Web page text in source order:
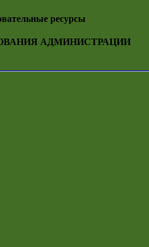
ресурсы
АДМИНИСТРАЦИИ